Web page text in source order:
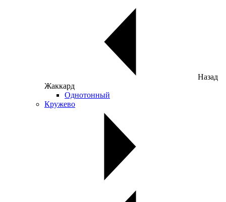
Назад
Жаккард
Однотонный
Кружево